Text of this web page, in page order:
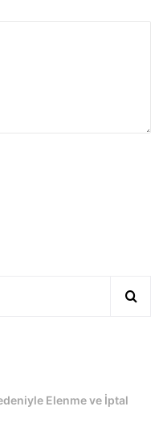
Elenme ve İptal